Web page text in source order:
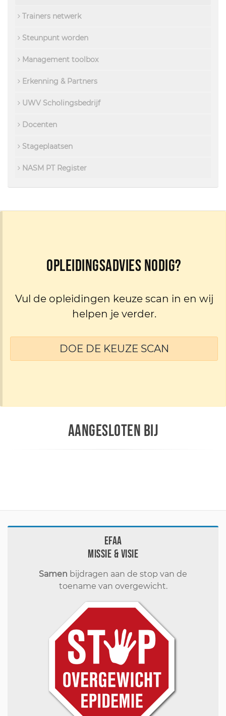
Trainers netwerk
Steunpunt worden
Management toolbox
Erkenning & Partners
UWV Scholingsbedrijf
Docenten
Stageplaatsen
NASM PT Register
Opleidingsadvies nodig?
Vul de opleidingen keuze scan in en wij
helpen je verder.
DOE DE KEUZE SCAN
AANGESLOTEN BIJ
EFAA
Missie & visie
Samen bijdragen aan de stop van de
toename van overgewicht.